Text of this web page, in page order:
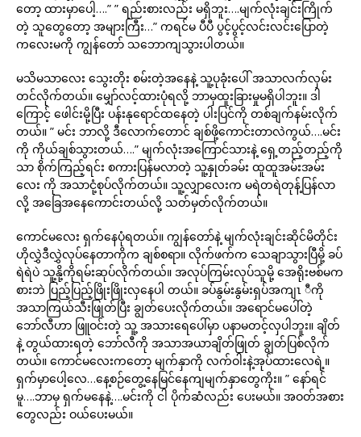
တော့ ထားမှာပေါ့….” ” ရည်းစားလည်း မရှိဘူး….မျက်လုံးချင်းကြိုက်
တဲ့ သူတွေတော့ အများကြီး…” ကရင်မ ပီပီ ပွင့်ပွင့်လင်းလင်းပြောတဲ့
ကလေးမကို ကျွန်တော် သဘောကျသွားပါတယ်။
မသိမသာလေး သွေးတိုး စမ်းတဲ့အနေနဲ့ သူ့ပုခုံးပေါ် အသာလက်လှမ်း
တင်လိုက်တယ်။ မျှော်လင့်ထားပုံရလို့ ဘာမှထူးခြားမှုမရှိပါဘူး။ ဒါ
ကြောင့် ဖေါင်းမို့ပြီး ပန်းနုရောင်ထနေတဲ့ ပါးပြင်ကို တစ်ချက်နမ်းလိုက်
တယ်။ ” မင်း ဘာလို့ ဒီလောက်တောင် ချစ်ဖို့ကောင်းတာလဲကွယ်….မင်း
ကို ကိုယ်ချစ်သွားတယ်….” မျက်လုံးအကြောင်သားနဲ့ ရှေ့တည့်တည့်ကို
သာ စိုက်ကြည့်ရင်း စကားပြန်မလာတဲ့ သူ့နှုတ်ခမ်း ထူထူအမ်းအမ်း
လေး ကို အသာငုံ့စုပ်လိုက်တယ်။ သူ့လျှာလေးက မရဲတရဲတုန့်ပြန်လာ
လို့ အခြေအနေကောင်းတယ်လို့ သတ်မှတ်လိုက်တယ်။
ကောင်မလေး ရှက်နေပုံရတယ်။ ကျွန်တော်နဲ့ မျက်လုံးချင်းဆိုင်မိတိုင်း
ဟိုလွှဲဒီလွှဲလုပ်နေတာကိုက ချစ်စရာ။ လိုက်ဖက်က သေချာသွားပြီမို့ ခပ်
ရဲရဲပဲ သူ့နို့ကိုရမ်းဆုပ်လိုက်တယ်။ အလုပ်ကြမ်းလုပ်သူမို့ အေရိုးဗစ်မက
စားဘဲ ပြည့်ပြည့်ဖြိုးဖြိုးလှနေပါ တယ်။ ခပ်နွမ်းနွမ်းရှပ်အကျၤ ီကို
အသာကြယ်သီးဖြုတ်ပြီး ချွတ်ပေးလိုက်တယ်။ အရောင်မပေါ်တဲ့
ဘော်လီဟာ ဖြူဝင်းတဲ့ သူ့ အသားရေပေါ်မှာ ပနာမတင့်လှပါဘူး။ ချိတ်
နဲ့ တွယ်ထားရတဲ့ ဘော်လီကို အသာအယာချိတ်ဖြုတ် ချွတ်ပြစ်လိုက်
တယ်။ ကောင်မလေးကတော့ မျက်နှာကို လက်ဝါးနဲ့အုပ်ထားလေရဲ့။
ရှက်မှာပေါ့လေ…နေ့စဉ်တွေ့နေမြင်နေကျမျက်နှာတွေကိုး။ ” နော်ရင်
မူ….ဘာမှ ရှက်မနေနဲ့….မင်းကို ငါ ပိုက်ဆံလည်း ပေးမယ်။ အဝတ်အစား
တွေလည်း ဝယ်ပေးမယ်။